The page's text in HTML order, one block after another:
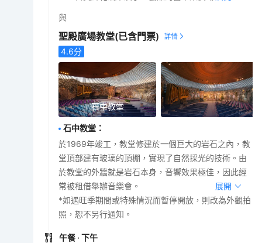
與
聖殿廣場教堂(已含門票)
4.6分
石中教堂
石中教堂 ：
於1969年竣工，教堂修建於一個巨大的岩石之內，教
堂頂部建有玻璃的頂棚，實現了自然採光的技術。由
於教堂的外牆就是岩石本身，音響效果極佳，因此經
常被租借舉辦音樂會。
展開
*如遇旺季期間或特殊情況而暫停開放，則改為外觀拍
照，恕不另行通知。
午餐 · 下午